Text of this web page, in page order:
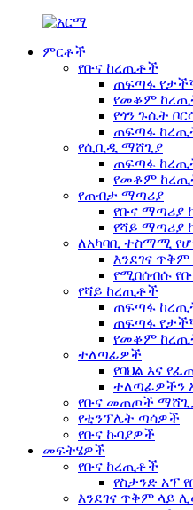
ምርቶች
የቡና ከረጢቶች
ጠፍጣፋ
የመቆም
የጎን ጉሴት
ጠፍጣፋ
የሲቢዲ ማሸጊያ
ጠፍጣፋ
የመቆም
የጠብታ ማጣሪያ
የቡና ማጣሪያ
የሻይ ማጣሪያ
ለአካባቢ ተስማሚ
እንደገና
የሚበሰብሱ
የሻይ ከረጢቶች
ጠፍጣፋ
ጠፍጣፋ
የመቆም
ተለጣፊዎች
የባህል እና
ተለጣፊዎችን
የቡና መጠጦች
የቲንፕሌት ጣሳዎች
የቡና ኩባያዎች
መፍትሄዎች
የቡና ከረጢቶች
የስታንድ አፕ
እንደገና ጥቅም ላይ